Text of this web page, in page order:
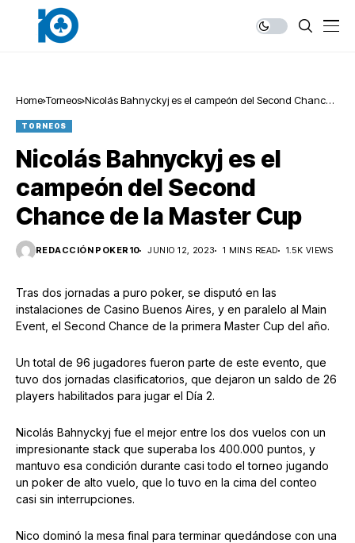
Home Torneos Nicolás Bahnyckyj es el campeón del Second Chance
TORNEOS
Nicolás Bahnyckyj es el
campeón del Second
Chance de la Master Cup
REDACCIÓN POKER10 JUNIO 12, 2023 1 MINS READ 1.5K VIEWS
Tras dos jornadas a puro poker, se disputó en las
instalaciones de Casino Buenos Aires, y en paralelo al Main
Event, el Second Chance de la primera Master Cup del año.
Un total de 96 jugadores fueron parte de este evento, que
tuvo dos jornadas clasificatorios, que dejaron un saldo de 26
players habilitados para jugar el Día 2.
Nicolás Bahnyckyj fue el mejor entre los dos vuelos con un
impresionante stack que superaba los 400.000 puntos, y
mantuvo esa condición durante casi todo el torneo jugando
un poker de alto vuelo, que lo tuvo en la cima del conteo
casi sin interrupciones.
Nico dominó la mesa final para terminar quedándose con una